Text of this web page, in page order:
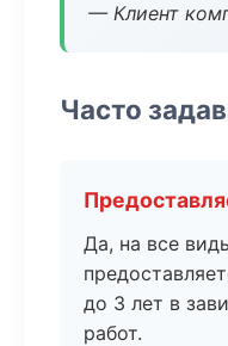
— Клиент
Часто
Да, на все
до 3 лет в
работ.